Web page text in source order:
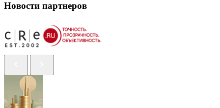
Новости партнеров